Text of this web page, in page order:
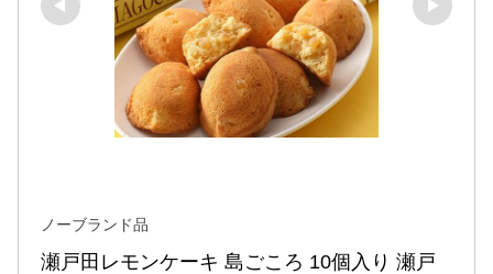
ノーブランド品
瀬戸田レモンケーキ 島ごころ 10個入り 瀬戸